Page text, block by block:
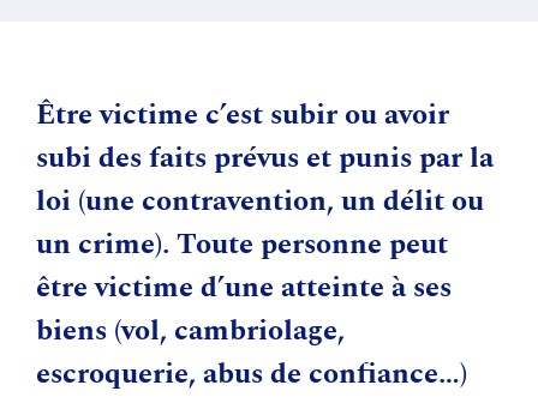
Être victime c’est subir ou avoir
subi des faits prévus et punis par la
loi (une contravention, un délit ou
un crime). Toute personne peut
être victime d’une atteinte à ses
biens (vol, cambriolage,
escroquerie, abus de confiance…)